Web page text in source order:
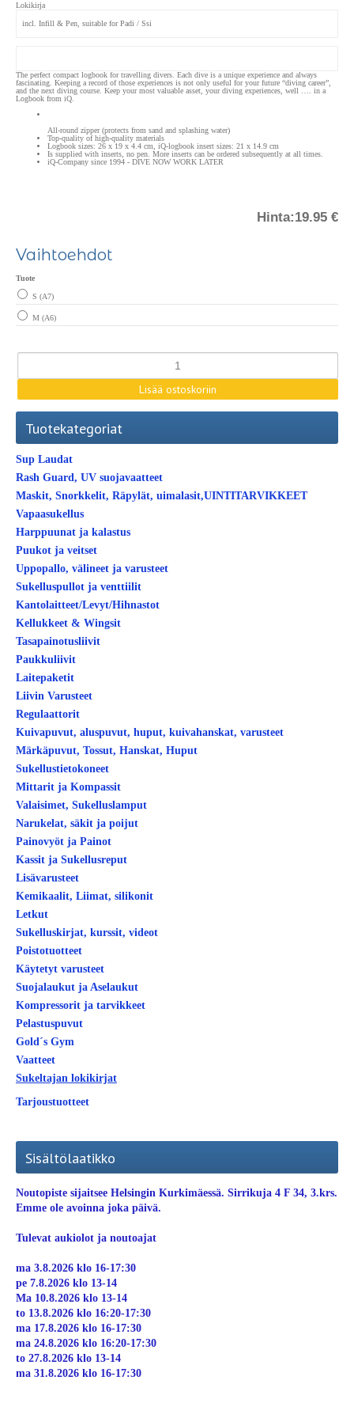
Lokikirja
incl. Infill & Pen, suitable for Padi / Ssi
The perfect compact logbook for travelling divers. Each dive is a unique experience and always
fascinating. Keeping a record of those experiences is not only useful for your future “diving career”,
and the next diving course. Keep your most valuable asset, your diving experiences, well …. in a
Logbook from iQ.
All-round zipper (protects from sand and splashing water)
Top-quality of high-quality materials
Logbook sizes: 26 x 19 x 4.4 cm, iQ-logbook insert sizes: 21 x 14.9 cm
Is supplied with inserts, no pen. More inserts can be ordered subsequently at all times.
iQ-Company since 1994 - DIVE NOW WORK LATER
Hinta:19.95 €
Vaihtoehdot
Tuote
S (A7)
M (A6)
Tuotekategoriat
Sup Laudat
Rash Guard, UV suojavaatteet
Maskit, Snorkkelit, Räpylät, uimalasit,UINTITARVIKKEET
Vapaasukellus
Harppuunat ja kalastus
Puukot ja veitset
Uppopallo, välineet ja varusteet
Sukelluspullot ja venttiilit
Kantolaitteet/Levyt/Hihnastot
Kellukkeet & Wingsit
Tasapainotusliivit
Paukkuliivit
Laitepaketit
Liivin Varusteet
Regulaattorit
Kuivapuvut, aluspuvut, huput, kuivahanskat, varusteet
Märkäpuvut, Tossut, Hanskat, Huput
Sukellustietokoneet
Mittarit ja Kompassit
Valaisimet, Sukelluslamput
Narukelat, säkit ja poijut
Painovyöt ja Painot
Kassit ja Sukellusreput
Lisävarusteet
Kemikaalit, Liimat, silikonit
Letkut
Sukelluskirjat, kurssit, videot
Poistotuotteet
Käytetyt varusteet
Suojalaukut ja Aselaukut
Kompressorit ja tarvikkeet
Pelastuspuvut
Gold´s Gym
Vaatteet
Sukeltajan lokikirjat
Tarjoustuotteet
Sisältölaatikko
Noutopiste sijaitsee Helsingin Kurkimäessä. Sirrikuja 4 F 34, 3.krs.
Emme ole avoinna joka päivä.
Tulevat aukiolot ja noutoajat
ma 3.8.2026 klo 16-17:30
pe 7.8.2026 klo 13-14
Ma 10.8.2026 klo 13-14
to 13.8.2026 klo 16:20-17:30
ma 17.8.2026 klo 16-17:30
ma 24.8.2026 klo 16:20-17:30
to 27.8.2026 klo 13-14
ma 31.8.2026 klo 16-17:30